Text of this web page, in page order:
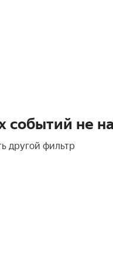
событий не
другой фильтр